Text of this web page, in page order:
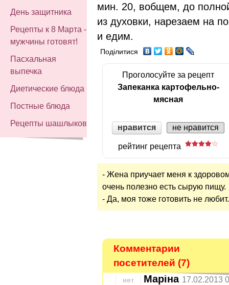
День защитника
Рецепты к 8 Марта -
мужчины готовят!
Пасхальная
выпечка
Диетические блюда
Постные блюда
Рецепты шашлыков
мин. 20, вобщем, до
из духовки, нарезаем на
и едим.
Поділитися
Проголосуйте за рецепт
Запеканка картофельно-
мясная
нравится не нравится
рейтинг рецепта
- Жена приучает меня к
очень полезно есть сырую пищу.
- Да, моя тоже готовить не любит.
Комментарии
посетителей (7)
Маріна 17.02.2013